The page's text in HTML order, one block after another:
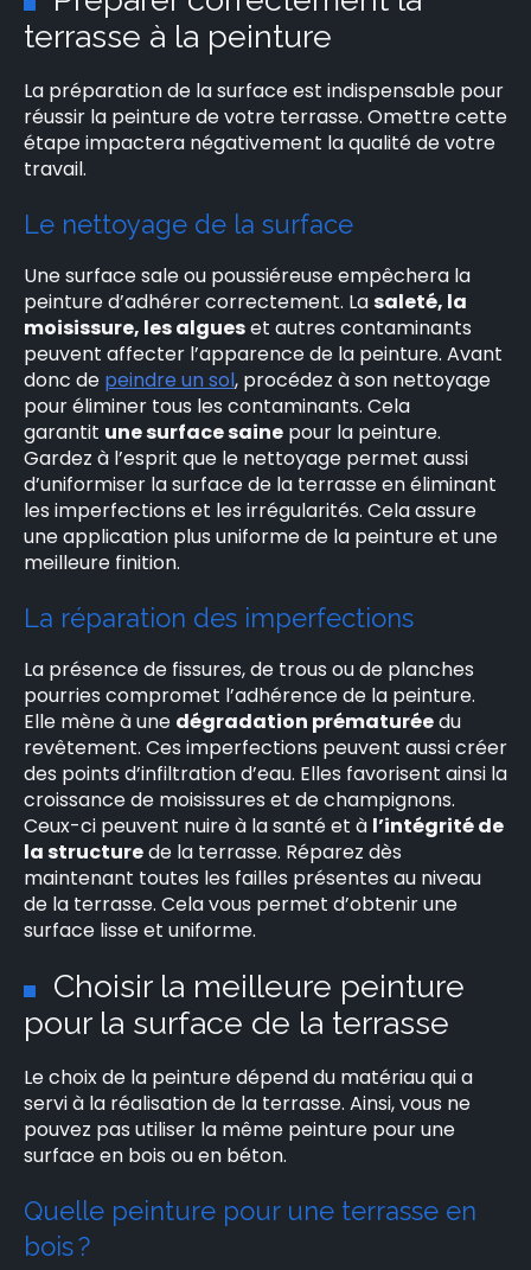
terrasse à la peinture
La préparation de la surface est indispensable pour
réussir la peinture de votre terrasse. Omettre cette
étape impactera négativement la qualité de votre
travail.
Le nettoyage de la surface
Une surface sale ou poussiéreuse empêchera la
peinture d’adhérer correctement. Lasaleté, la
moisissure, les algueset autres contaminants
peuvent affecter l’apparence de la peinture. Avant
donc de peindre un sol, procédez à son nettoyage
pour éliminer tous les contaminants. Cela
garantit une surface saine pour la peinture.
Gardez à l’esprit que le nettoyage permet aussi
d’uniformiser la surface de la terrasse en éliminant
les imperfections et les irrégularités. Cela assure
une application plus uniforme de la peinture et une
meilleure finition.
La réparation des imperfections
La présence de fissures, de trous ou de planches
pourries compromet l’adhérence de la peinture.
Elle mène à une dégradation prématuréedu
revêtement. Ces imperfections peuvent aussi créer
des points d’infiltration d’eau. Elles favorisent ainsi la
croissance de moisissures et de champignons.
Ceux-ci peuvent nuire à la santé et à l’intégrité de
la structurede la terrasse. Réparez dès
maintenant toutes les failles présentes au niveau
de la terrasse. Cela vous permet d’obtenir une
surface lisse et uniforme.
Choisir la meilleure peinture
pour la surface de la terrasse
Le choix de la peinture dépend du matériau qui a
servi à la réalisation de la terrasse. Ainsi, vous ne
pouvez pas utiliser la même peinture pour une
surface en bois ou en béton.
Quelle peinture pour une terrasse en
bois ?
×
Rechercher
: